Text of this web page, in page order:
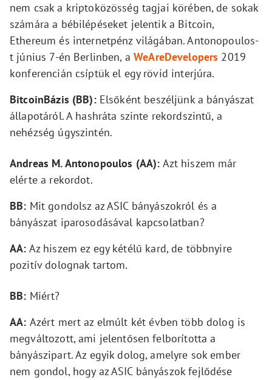
nem csak a kriptoközösség tagjai körében, de sokak
számára a bébilépéseket jelentik a Bitcoin,
Ethereum és internetpénz világában. Antonopoulos-
t június 7-én Berlinben, aWeAreDevelopers 2019
konferencián csíptük el egy rövid interjúra.
BitcoinBázis (BB):Elsőként beszéljünk a bányászat
állapotáról. A hashráta szinte rekordszintű, a
nehézség úgyszintén.
Andreas M. Antonopoulos (AA): Azt hiszem már
elérte a rekordot.
BB: Mit gondolsz az ASIC bányászokról és a
bányászat iparosodásával kapcsolatban?
AA: Az hiszem ez egy kétélű kard, de többnyire
pozitív dolognak tartom.
BB: Miért?
AA: Azért mert az elmúlt két évben több dolog is
megváltozott, ami jelentősen felborította a
bányászipart. Az egyik dolog, amelyre sok ember
nem gondol, hogy az ASIC bányászok fejlődése